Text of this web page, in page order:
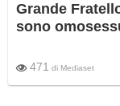
Grande
sono
471 di Mediaset